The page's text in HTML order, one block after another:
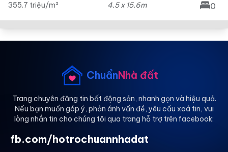
355.7 triệu/m² 4.5 x 15.6m
0
ChuẩnNhà đất
Trang chuyên đăng tin bất động sản, nhanh gọn và hiệu quả.
Nếu bạn muốn góp ý, phản ánh vấn đề, yêu cầu xoá tin, vui
lòng nhắn tin cho chúng tôi qua trang hỗ trợ trên facebook:
fb.com/hotrochuannhadat